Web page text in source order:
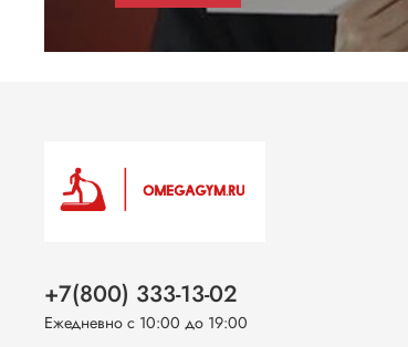
+7(800) 333-13-02
Ежедневно с 10:00 до 19:00